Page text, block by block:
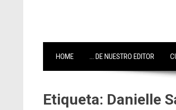
HOME … DE NUESTRO EDITOR
Etiqueta: Danielle